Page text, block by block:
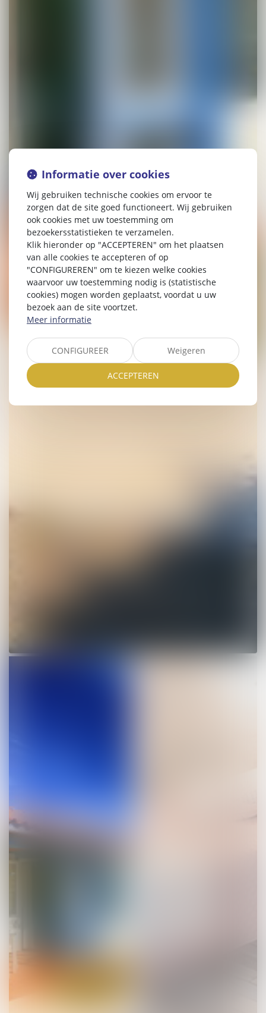
Informatie over cookies
Wij gebruiken technische cookies om ervoor te
zorgen dat de site goed functioneert. Wij gebruiken
ook cookies met uw toestemming om
bezoekersstatistieken te verzamelen.
Klik hieronder op "ACCEPTEREN" om het plaatsen
van alle cookies te accepteren of op
"CONFIGUREREN" om te kiezen welke cookies
waarvoor uw toestemming nodig is (statistische
cookies) mogen worden geplaatst, voordat u uw
bezoek aan de site voortzet.
Meer informatie
CONFIGUREER Weigeren
ACCEPTEREN